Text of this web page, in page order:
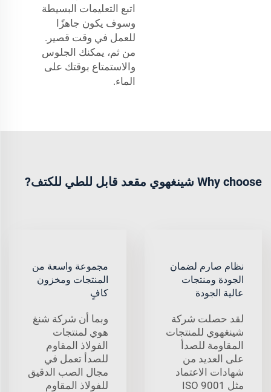
اتبع التعليمات البسيطة
وسوف يكون جاهزًا
للعمل في وقت قصير.
من ثم، يمكنك الجلوس
والاستمتاع بوقتك على
الماء.
Why choose شينغهوي مقعد قابل للطي للكتف?
نظام صارم لضمان
الجودة ومنتجات
عالية الجودة
لقد حصلت شركة
شينغهوي للمنتجات
المقاومة للصدأ
على العديد من
شهادات الاعتماد
مثل ISO 9001
مجموعة واسعة من
المنتجات ومخزون
كافٍ
وبما أن شركة شنغ
هوي لمنتجات
الفولاذ المقاوم
للصدأ تعمل في
مجال الصب الدقيق
للفولاذ المقاوم